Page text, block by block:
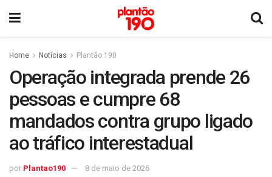
Home Notícias Plantão 190
Operação integrada prende 26
pessoas e cumpre 68
mandados contra grupo ligado
ao tráfico interestadual
por Plantao190 8 de maio de 2026